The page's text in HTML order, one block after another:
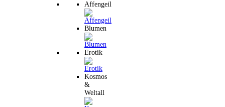
Affengeil
Blumen
Erotik
Kosmos
&
Weltall